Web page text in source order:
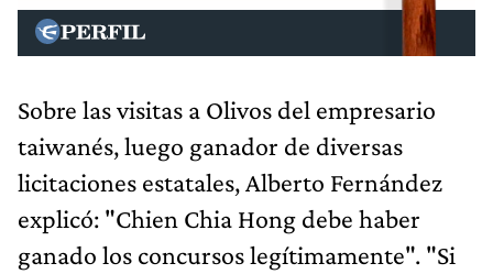
Sobre las visitas a Olivos del empresario
taiwanés, luego ganador de diversas
licitaciones estatales, Alberto Fernández
explicó: "Chien Chia Hong debe haber
ganado los concursos legítimamente". "Si